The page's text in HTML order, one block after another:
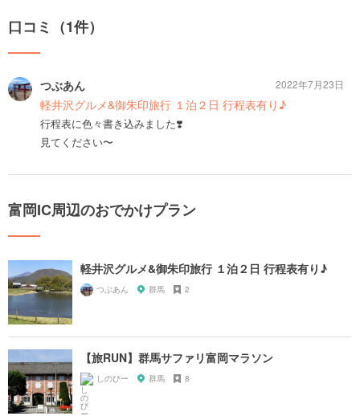
口コミ（1件）
つぶあん
軽井沢グルメ&御朱印旅行 １泊２日 行程表有り♪
行程表に色々書き込みました❣️
見てください〜
2022年7月23日
富岡IC周辺のおでかけプラン
軽井沢グルメ&御朱印旅行 １泊２日 行程表有り♪
つぶあん 群馬 2
【旅RUN】群馬サファリ富岡マラソン
しのびー 群馬 8